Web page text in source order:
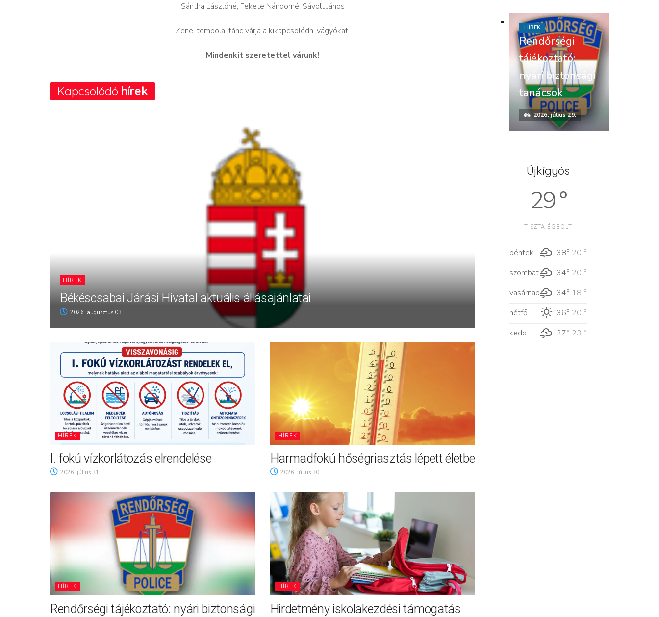
Sántha Lászlóné, Fekete Nándorné, Sávolt János
Zene, tombola, tánc várja a kikapcsolódni vágyókat.
Mindenkit szeretettel várunk!
Kapcsolódó hírek
HÍREK
Békéscsabai Járási Hivatal aktuális állásajánlatai
2026. augusztus 03.
HÍREK
I. fokú vízkorlátozás elrendelése
2026. július 31.
HÍREK
Harmadfokú hőségriasztás lépett életbe
2026. július 30.
HÍREK
Rendőrségi tájékoztató: nyári biztonsági
HÍREK
Hirdetmény iskolakezdési támogatás
Rendőrségi
tájékoztató:
nyári biztonsági
tanácsok
2026. július 29.
HÍREK
Újkígyós
29 °
TISZTA ÉGBOLT
péntek 38° 20 °
szombat
34° 20 °
vasárnap
34° 18 °
hétfő
36° 20 °
kedd
27° 23 °